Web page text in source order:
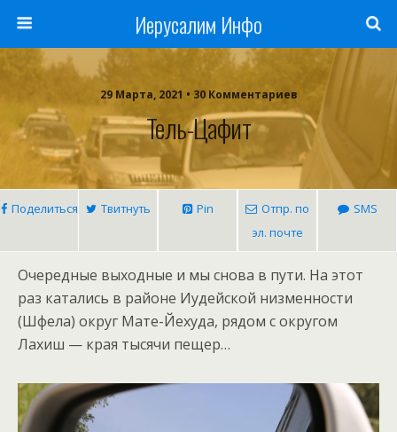
Иерусалим Инфо
29 Марта, 2021 • 30 Комментариев
Тель-Цафит
Поделиться Твитнуть Pin
Отпр. по
эл. почте
SMS
Очередные выходные и мы снова в пути. На этот
раз катались в районе Иудейской низменности
(Шфела) округ Мате-Йехуда, рядом с округом
Лахиш — края тысячи пещер…